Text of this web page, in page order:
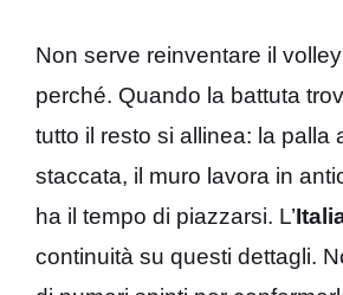
Non serve reinventare il
perché. Quando la battuta
tutto il resto si allinea: la palla
staccata, il muro lavora in
ha il tempo di piazzarsi. L’
continuità su questi dettagli.